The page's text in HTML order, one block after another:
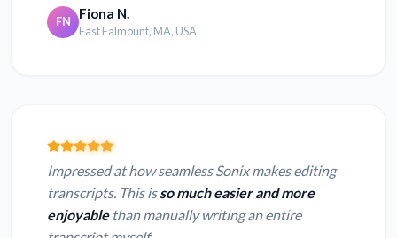
FN Fiona N.
East Falmount, MA, USA
Impressed at how seamless Sonix makes editing
transcripts. This isso much easier and more
enjoyablethan manually writing an entire